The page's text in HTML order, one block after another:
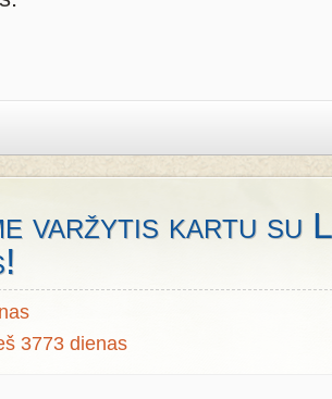
varžytis kartu su
3773 dienas